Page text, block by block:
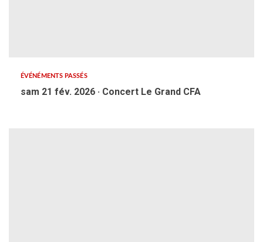
ÉVÉNÉMENTS PASSÉS
sam 21 fév. 2026 · Concert Le Grand CFA